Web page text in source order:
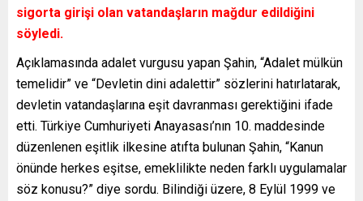
sigorta girişi olan vatandaşların mağdur edildiğini
söyledi.
Açıklamasında adalet vurgusu yapan Şahin, “Adalet mülkün
temelidir” ve “Devletin dini adalettir” sözlerini hatırlatarak,
devletin vatandaşlarına eşit davranması gerektiğini ifade
etti. Türkiye Cumhuriyeti Anayasası’nın 10. maddesinde
düzenlenen eşitlik ilkesine atıfta bulunan Şahin, “Kanun
önünde herkes eşitse, emeklilikte neden farklı uygulamalar
söz konusu?” diye sordu. Bilindiği üzere, 8 Eylül 1999 ve